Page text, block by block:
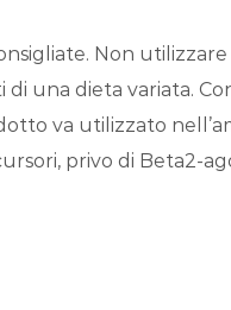
Non
una dieta variata.
va utilizzato
privo di Beta2-